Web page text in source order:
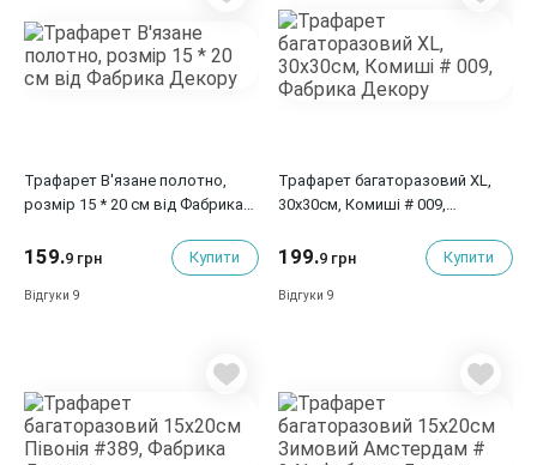
Трафарет В'язане полотно,
розмір 15 * 20 см від Фабрика
159.9 грн Купити
Відгуки 9
Трафарет багаторазовий XL,
30х30см, Комиші # 009,
199.9 грн Купити
Відгуки 9